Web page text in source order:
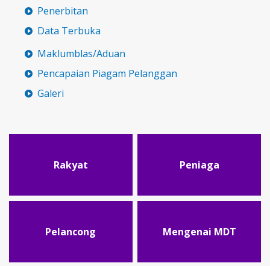
Penerbitan
Data Terbuka
Maklumblas/Aduan
Pencapaian Piagam Pelanggan
Galeri
Rakyat Peniaga
Pelancong Mengenai MDT